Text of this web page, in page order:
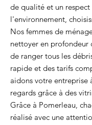
de qualité et un respect
l'environnement,
Nos femmes de
nettoyer en profondeur
de ranger tous les
rapide et des tarifs
aidons votre entreprise
regards grâce à des
Grâce à Pomerleau,
réalisé avec une